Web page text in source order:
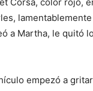
a Martha, le quitó
empezó a